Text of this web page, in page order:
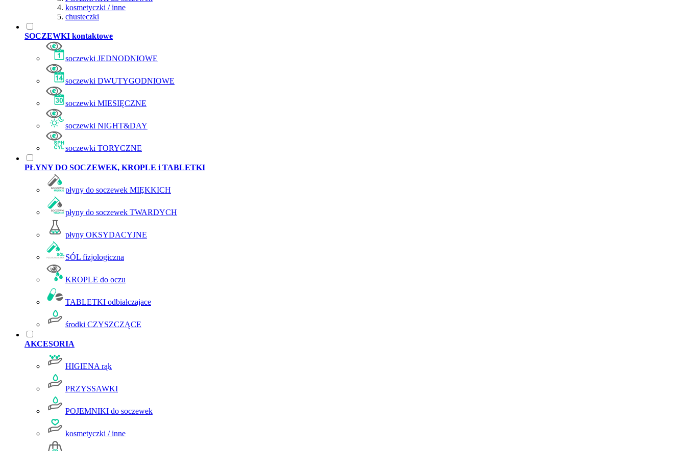
kosmetyczki / inne
chusteczki
SOCZEWKI kontaktowe
soczewki JEDNODNIOWE
soczewki DWUTYGODNIOWE
soczewki MIESIĘCZNE
soczewki NIGHT&DAY
soczewki TORYCZNE
PŁYNY DO SOCZEWEK, KROPLE i TABLETKI
płyny do soczewek MIĘKKICH
płyny do soczewek TWARDYCH
płyny OKSYDACYJNE
SÓL fizjologiczna
KROPLE do oczu
TABLETKI odbiałczajace
środki CZYSZCZĄCE
AKCESORIA
HIGIENA rąk
PRZYSSAWKI
POJEMNIKI do soczewek
kosmetyczki / inne